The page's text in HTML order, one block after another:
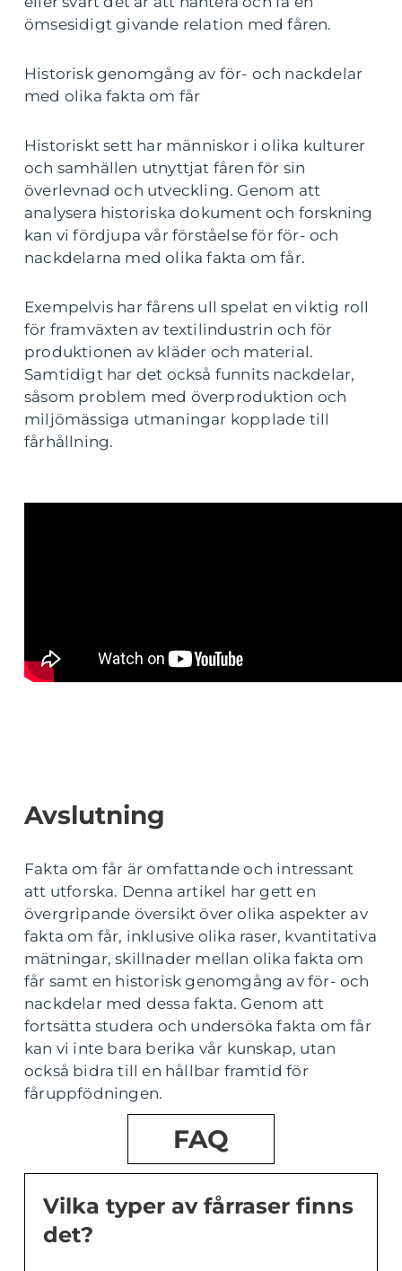
ömsesidigt givande relation med fåren.
Historisk genomgång av för- och nackdelar
med olika fakta om får
Historiskt sett har människor i olika kulturer
och samhällen utnyttjat fåren för sin
överlevnad och utveckling. Genom att
analysera historiska dokument och forskning
kan vi fördjupa vår förståelse för för- och
nackdelarna med olika fakta om får.
Exempelvis har fårens ull spelat en viktig roll
för framväxten av textilindustrin och för
produktionen av kläder och material.
Samtidigt har det också funnits nackdelar,
såsom problem med överproduktion och
miljömässiga utmaningar kopplade till
fårhållning.
Avslutning
Fakta om får är omfattande och intressant
att utforska. Denna artikel har gett en
övergripande översikt över olika aspekter av
fakta om får, inklusive olika raser, kvantitativa
mätningar, skillnader mellan olika fakta om
får samt en historisk genomgång av för- och
nackdelar med dessa fakta. Genom att
fortsätta studera och undersöka fakta om får
kan vi inte bara berika vår kunskap, utan
också bidra till en hållbar framtid för
fåruppfödningen.
FAQ
Vilka typer av fårraser finns
det?